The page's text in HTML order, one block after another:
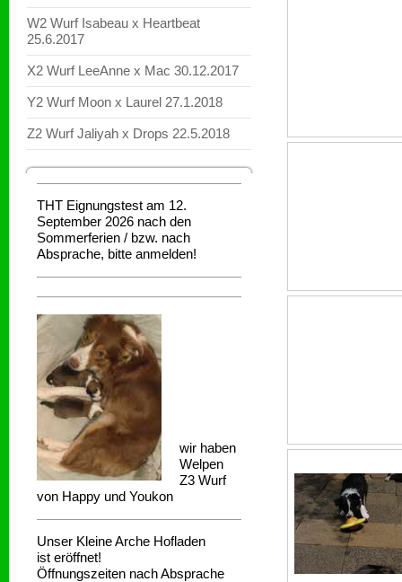
W2 Wurf Isabeau x Heartbeat
25.6.2017
X2 Wurf LeeAnne x Mac 30.12.2017
Y2 Wurf Moon x Laurel 27.1.2018
Z2 Wurf Jaliyah x Drops 22.5.2018
THT Eignungstest am 12.
September 2026 nach den
Sommerferien / bzw. nach
Absprache, bitte anmelden!
wir haben
Welpen
Z3 Wurf
von Happy und Youkon
Unser Kleine Arche Hofladen
ist eröffnet!
Öffnungszeiten nach Absprache